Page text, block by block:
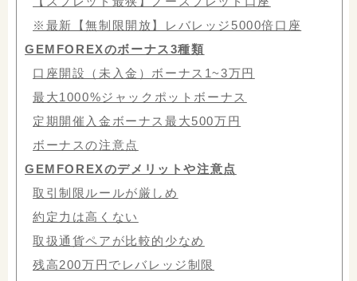
※最新【無制限開放】レバレッジ5000倍口座
GEMFOREXのボーナス3種類
口座開設（未入金）ボーナス1~3万円
最大1000%ジャックポットボーナス
定期開催入金ボーナス最大500万円
ボーナスの注意点
GEMFOREXのデメリットや注意点
取引制限ルールが厳しめ
約定力は高くない
取扱通貨ペアが比較的少なめ
残高200万円でレバレッジ制限